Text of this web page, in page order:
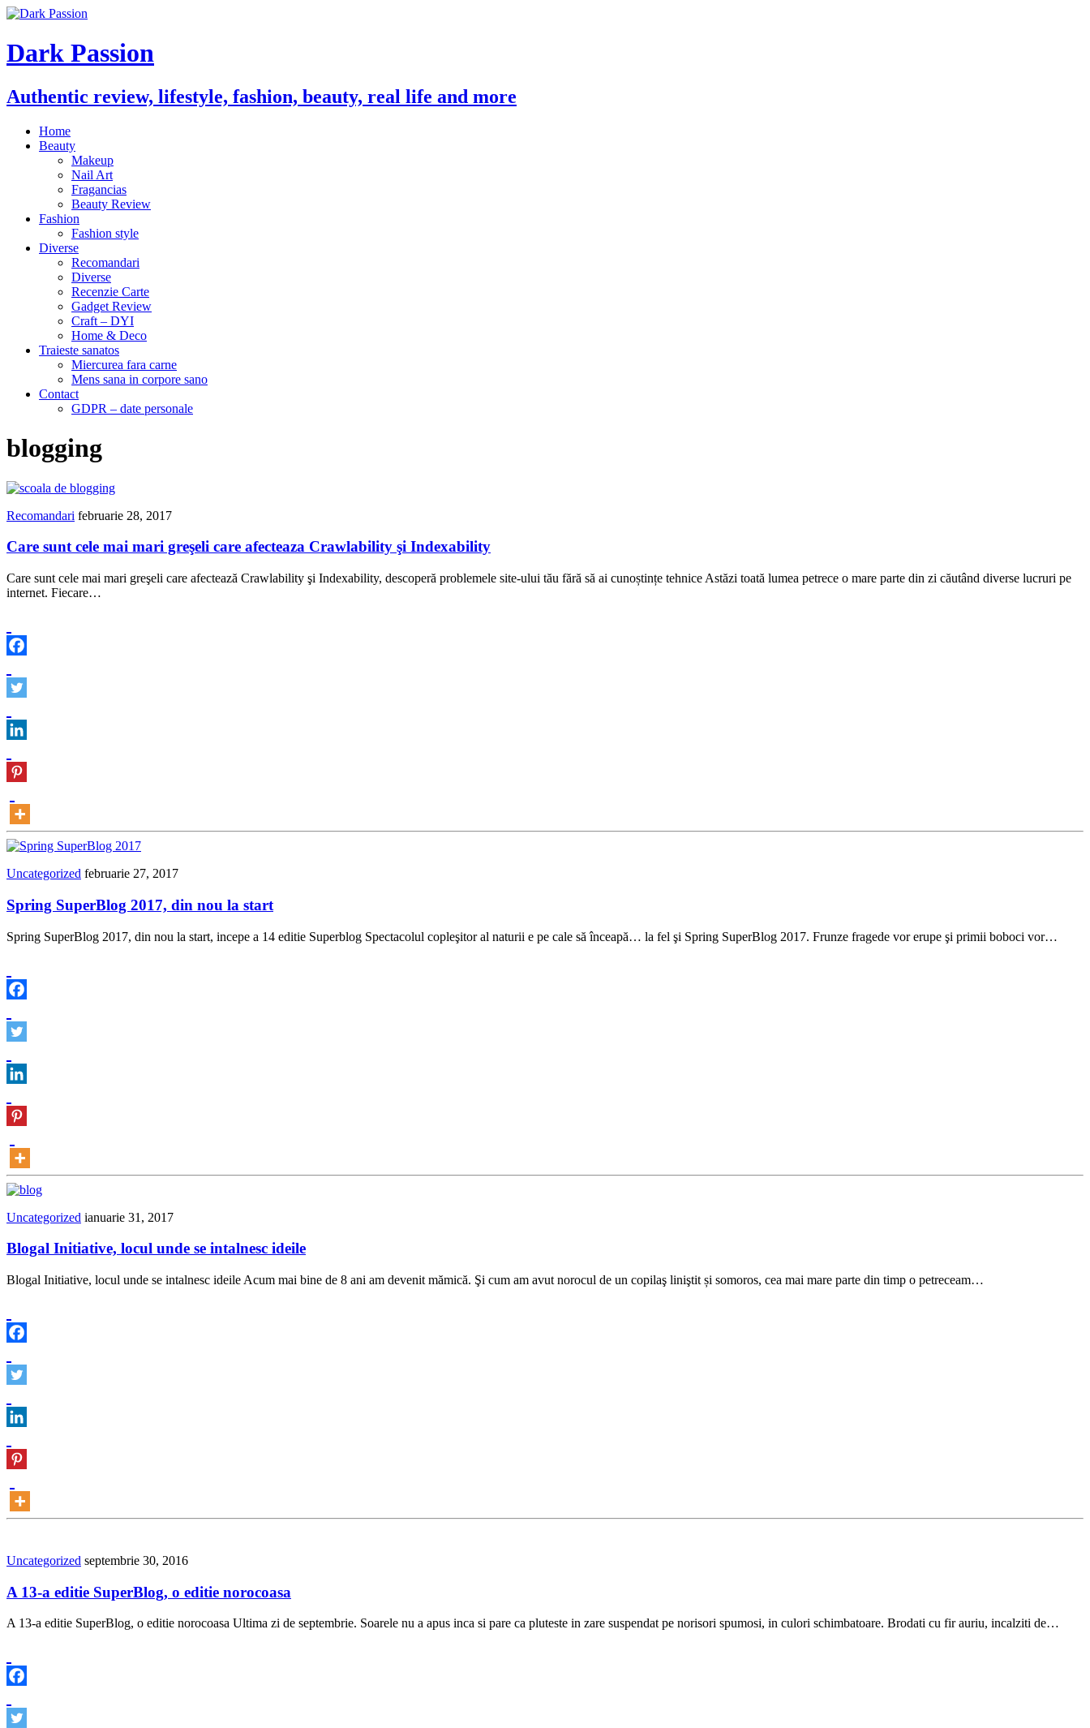
Dark Passion
Authentic review, lifestyle, fashion, beauty, real life and more
Home
Beauty
Makeup
Nail Art
Fragancias
Beauty Review
Fashion
Fashion style
Diverse
Recomandari
Diverse
Recenzie Carte
Gadget Review
Craft – DYI
Home & Deco
Traieste sanatos
Miercurea fara carne
Mens sana in corpore sano
Contact
GDPR – date personale
blogging
Recomandari februarie 28, 2017
Care sunt cele mai mari greşeli care afecteaza Crawlability şi Indexability
Care sunt cele mai mari greşeli care afectează Crawlability şi Indexability, descoperă problemele site-ului tău fără să ai cunoștințe tehnice Astăzi toată lumea petrece o mare parte din zi căutând diverse lucruri pe
internet. Fiecare…
Uncategorized februarie 27, 2017
Spring SuperBlog 2017, din nou la start
Spring SuperBlog 2017, din nou la start, incepe a 14 editie Superblog Spectacolul copleşitor al naturii e pe cale să înceapă… la fel şi Spring SuperBlog 2017. Frunze fragede vor erupe şi primii boboci vor…
Uncategorized ianuarie 31, 2017
Blogal Initiative, locul unde se intalnesc ideile
Blogal Initiative, locul unde se intalnesc ideile Acum mai bine de 8 ani am devenit mămică. Şi cum am avut norocul de un copilaş liniştit și somoros, cea mai mare parte din timp o petreceam…
Uncategorized septembrie 30, 2016
A 13-a editie SuperBlog, o editie norocoasa
A 13-a editie SuperBlog, o editie norocoasa Ultima zi de septembrie. Soarele nu a apus inca si pare ca pluteste in zare suspendat pe norisori spumosi, in culori schimbatoare. Brodati cu fir auriu, incalziti de…